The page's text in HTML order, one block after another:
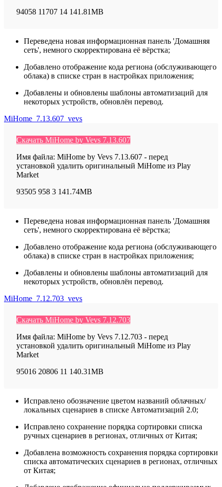
94058 11707 14 141.81MB
Переведена новая информационная панель 'Домашняя
сеть', немного скорректирована её вёрстка;
Добавлено отображение кода региона (обслуживающего
облака) в списке стран в настройках приложения;
Добавлены и обновлены шаблоны автоматизаций для
некоторых устройств, обновлён перевод.
MiHome_7.13.607_vevs
Скачать MiHome by Vevs 7.13.607
Имя файла: MiHome by Vevs 7.13.607 - перед
установкой удалить оригинальный MiHome из Play
Market
93505 958 3 141.74MB
Переведена новая информационная панель 'Домашняя
сеть', немного скорректирована её вёрстка;
Добавлено отображение кода региона (обслуживающего
облака) в списке стран в настройках приложения;
Добавлены и обновлены шаблоны автоматизаций для
некоторых устройств, обновлён перевод.
MiHome_7.12.703_vevs
Скачать MiHome by Vevs 7.12.703
Имя файла: MiHome by Vevs 7.12.703 - перед
установкой удалить оригинальный MiHome из Play
Market
95016 20806 11 140.31MB
Исправлено обозначение цветом названий облачных/
локальных сценариев в списке Автоматизаций 2.0;
Исправлено сохранение порядка сортировки списка
ручных сценариев в регионах, отличных от Китая;
Добавлена возможность сохранения порядка сортировки
списка автоматических сценариев в регионах, отличных
от Китая;